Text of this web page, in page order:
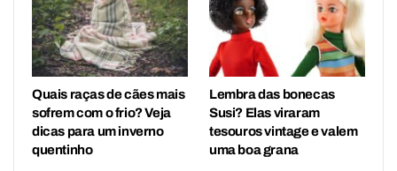
Quais raças de cães mais
sofrem com o frio? Veja
dicas para um inverno
quentinho
Lembra das bonecas
Susi? Elas viraram
tesouros vintage e valem
uma boa grana